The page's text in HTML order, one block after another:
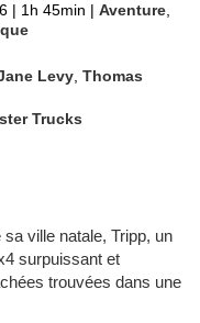
| 1h 45min | Aventure,
Levy,Thomas
Trucks
ville natale, Tripp, un
surpuissant et
trouvées dans une